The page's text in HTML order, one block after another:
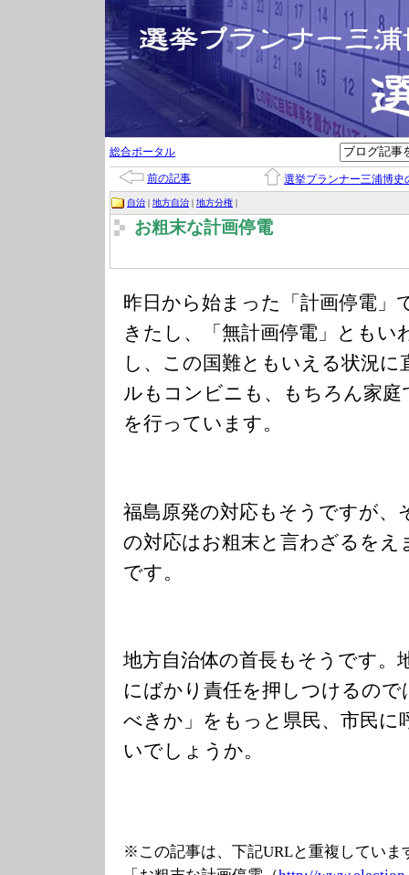
総合ポータル
前の記事 選挙プランナー三浦博史
自治 | 地方自治 | 地方分権 |
お粗末な計画停電
昨日から始まった「計画停電」
きたし、「無計画停電」ともい
し、この国難ともいえる状況に
ルもコンビニも、もちろん家
を行っています。
福島原発の対応もそうですが、
の対応はお粗末と言わざるをえ
です。
地方自治体の首長もそうです。
にばかり責任を押しつけるの
べきか」をもっと県民、市民
いでしょうか。
※この記事は、下記URLと重複していま